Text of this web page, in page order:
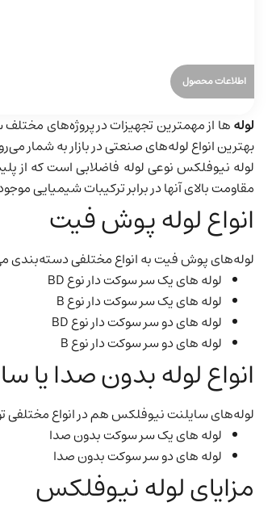
اطلاعات محصول
لولهها از مهمترین تجهیزات در پروژه‌های
بهترین انواع لوله‌های صنعتی در بازار به شمار
لوله نیوفلکس نوعی لوله فاضلابی است که از
مقاومت بالای آنها در برابر ترکیبات شیمیایی
انواع لوله پوش فیت
لوله‌های پوش فیت به انواع مختلفی دسته‌بندی
لوله های یک سر سوکت دار نوع BD
لوله های یک سر سوکت دار نوع B
لوله های دو سر سوکت دار نوع BD
لوله های دو سر سوکت دار نوع B
انواع لوله بدون صدا یا
لوله‌های سایلنت نیوفلکس هم در انواع مختلفی
لوله های یک سر سوکت بدون صدا
لوله های دو سر سوکت بدون صدا
مزایای لوله نیوفلکس